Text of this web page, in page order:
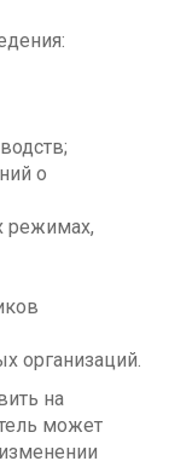
о
режимах,
организаций.
на
может